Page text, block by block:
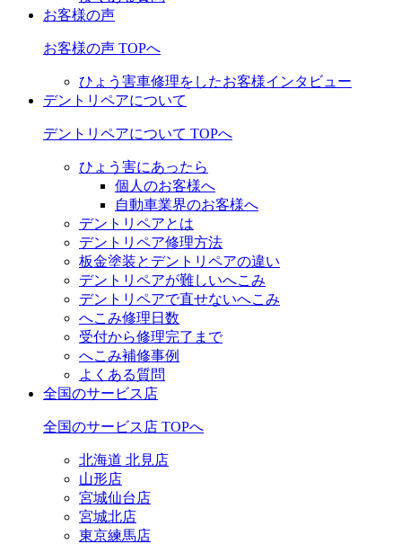
お客様の声
お客様の声 TOPへ
ひょう害車修理をしたお客様インタビュー
デントリペアについて
デントリペアについて TOPへ
ひょう害にあったら
個人のお客様へ
自動車業界のお客様へ
デントリペアとは
デントリペア修理方法
板金塗装とデントリペアの違い
デントリペアが難しいへこみ
デントリペアで直せないへこみ
へこみ修理日数
受付から修理完了まで
へこみ補修事例
よくある質問
全国のサービス店
全国のサービス店 TOPへ
北海道 北見店
山形店
宮城仙台店
宮城北店
東京練馬店